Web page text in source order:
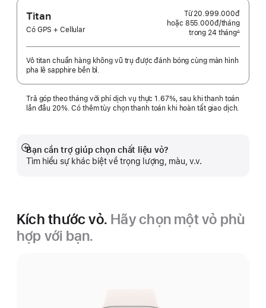
Titan
Có GPS + Cellular
Từ20.999.000đ
hoặc 855.000đ/tháng
trong 24 tháng∆
Vỏ titan chuẩn hàng không vũ trụ được đánh bóng cùng màn hình
pha lê sapphire bền bỉ.
Trả góp theo tháng với phí dịch vụ thực 1.67%, sau khi thanh toán
lần đầu 20%. Có thêm tùy chọn thanh toán khi hoàn tất giao dịch.
Bạn cần trợ giúp chọn chất liệu vỏ?
Tìm hiểu sự khác biệt về trọng lượng, màu, v.v.
Hiển
thị
Kích thước vỏ. Hãy chọn một vỏ phù
hợp với bạn.